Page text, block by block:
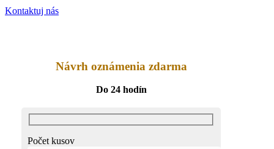
Kontaktuj nás
Návrh oznámenia zdarma
Do 24 hodín
Počet kusov